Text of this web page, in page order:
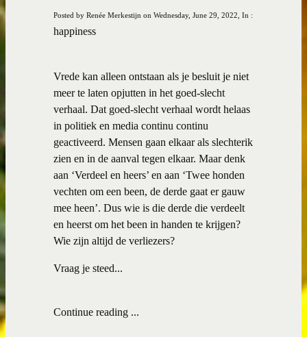
Posted by Renée Merkestijn on Wednesday, June 29, 2022, In :
happiness
Vrede kan alleen ontstaan als je besluit je niet
meer te laten opjutten in het goed-slecht
verhaal. Dat goed-slecht verhaal wordt helaas
in politiek en media continu continu
geactiveerd. Mensen gaan elkaar als slechterik
zien en in de aanval tegen elkaar. Maar denk
aan ‘Verdeel en heers’ en aan ‘Twee honden
vechten om een been, de derde gaat er gauw
mee heen’. Dus wie is die derde die verdeelt
en heerst om het been in handen te krijgen?
Wie zijn altijd de verliezers?
Vraag je steed...
Continue reading ...